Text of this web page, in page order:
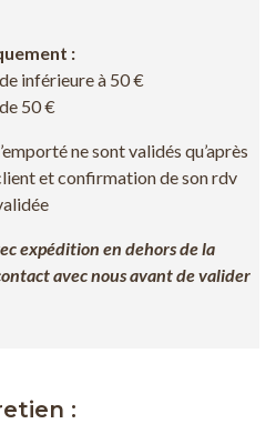
:
inférieure à 50 €
50 €
ne sont validés qu’après
et confirmation de son rdv
expédition en dehors de la
avec nous avant de valider
: